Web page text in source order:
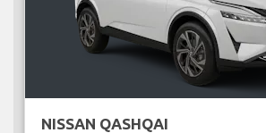
NISSAN QASHQAI